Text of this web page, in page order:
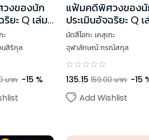
งของนัก
ริยะ Q เล่ม
ะ
สิริกุล
บาท -15 %
แฟ้มคดีพิศวงของ
ประเมินอัจฉริยะ Q เ
3
มัตสึโอกะ เคสุเกะ
จุฬาลักษณ์ กรณ์สกุล
135.15 159.00 บาท -15
Add Wishlist